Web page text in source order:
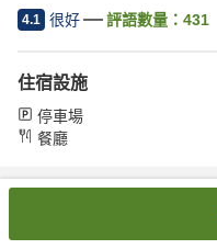
4.1 很好 評語數量： 431
住宿設施
停車場
餐廳